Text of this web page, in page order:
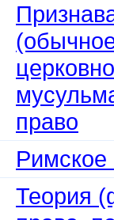
право
Римское
Теория